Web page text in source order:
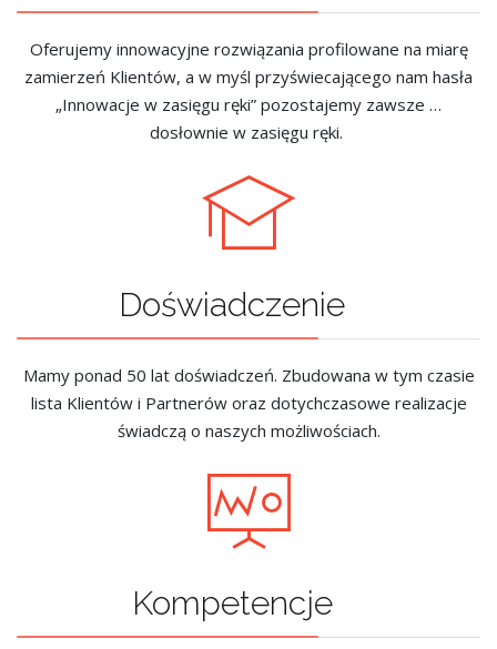
Oferujemy innowacyjne rozwiązania profilowane na miarę
zamierzeń Klientów, a w myśl przyświecającego nam hasła
„Innowacje w zasięgu ręki” pozostajemy zawsze …
dosłownie w zasięgu ręki.
Doświadczenie
Mamy ponad 50 lat doświadczeń. Zbudowana w tym czasie
lista Klientów i Partnerów oraz dotychczasowe realizacje
świadczą o naszych możliwościach.
Kompetencje